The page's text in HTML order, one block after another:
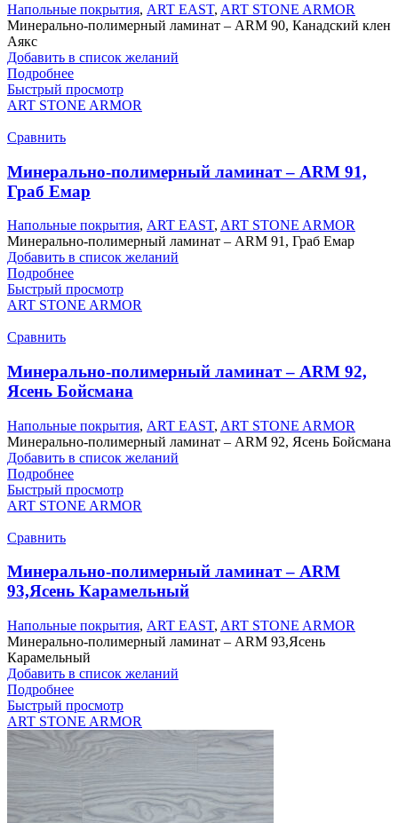
Напольные покрытия, ART EAST, ART STONE ARMOR
Минерально-полимерный ламинат – ARM 90, Канадский клен
Аякс
Добавить в список желаний
Подробнее
Быстрый просмотр
ART STONE ARMOR
Сравнить
Минерально-полимерный ламинат – ARM 91,
Граб Емар
Напольные покрытия, ART EAST, ART STONE ARMOR
Минерально-полимерный ламинат – ARM 91, Граб Емар
Добавить в список желаний
Подробнее
Быстрый просмотр
ART STONE ARMOR
Сравнить
Минерально-полимерный ламинат – ARM 92,
Ясень Бойсмана
Напольные покрытия, ART EAST, ART STONE ARMOR
Минерально-полимерный ламинат – ARM 92, Ясень Бойсмана
Добавить в список желаний
Подробнее
Быстрый просмотр
ART STONE ARMOR
Сравнить
Минерально-полимерный ламинат – ARM
93,Ясень Карамельный
Напольные покрытия, ART EAST, ART STONE ARMOR
Минерально-полимерный ламинат – ARM 93,Ясень
Карамельный
Добавить в список желаний
Подробнее
Быстрый просмотр
ART STONE ARMOR